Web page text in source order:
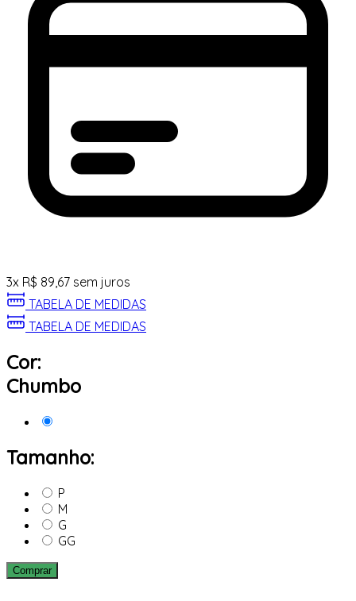
3x R$ 89,67 sem juros
TABELA DE MEDIDAS
TABELA DE MEDIDAS
Cor:
Chumbo
Tamanho:
P
M
G
GG
Comprar